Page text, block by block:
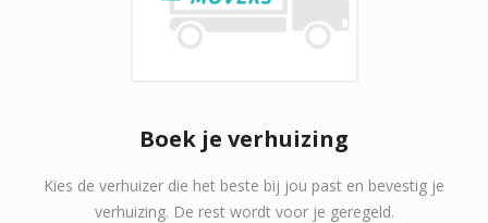
Boek je verhuizing
Kies de verhuizer die het beste bij jou past en bevestig je
verhuizing. De rest wordt voor je geregeld.